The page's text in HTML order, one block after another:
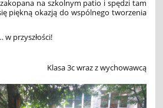
zakopana na szkolnym patio i spędzi tam
piękną okazją do wspólnego tworzenia
w przyszłości!
Klasa 3c wraz z wychowawcą